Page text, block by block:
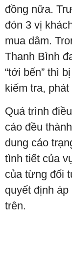
đồng nữa.
đón 3 vị
mua dâm.
Thanh Bình
“tới bến” thì
kiểm tra, phát
Quá trình
cáo đều
dung cáo
tình tiết của
của từng đối
quyết định
trên.